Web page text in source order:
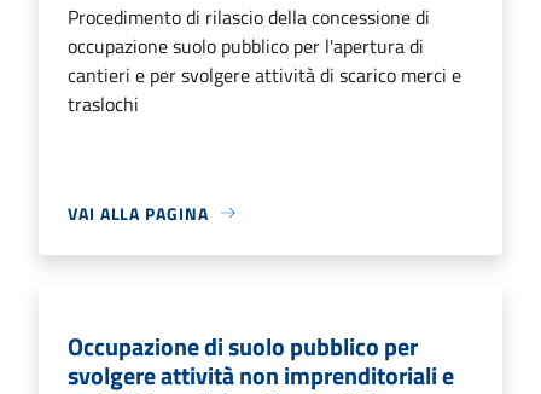
Procedimento di rilascio della concessione di
occupazione suolo pubblico per l'apertura di
cantieri e per svolgere attività di scarico merci e
traslochi
VAI ALLA PAGINA
Occupazione di suolo pubblico per
svolgere attività non imprenditoriali e